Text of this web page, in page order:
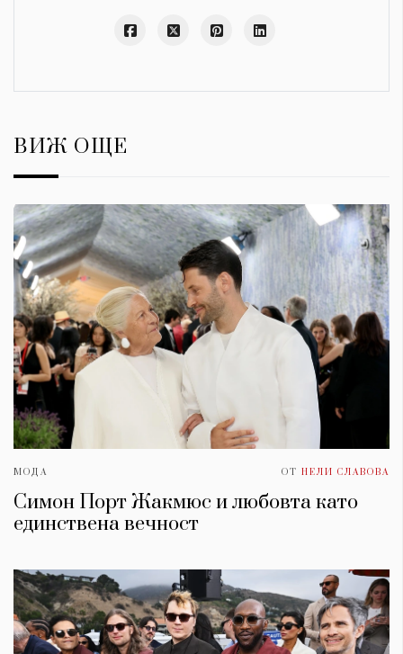
ВИЖ ОЩЕ
МОДА ОТ НЕЛИ СЛАВОВА
Симон Порт Жакмюс и любовта като
единствена вечност